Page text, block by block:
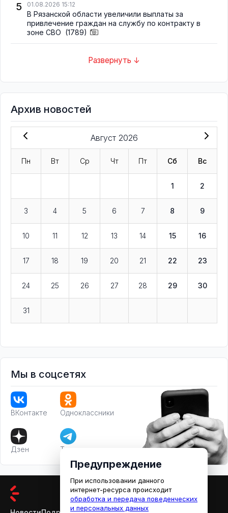
5 01.08.2026 15:12
В Рязанской области увеличили выплаты за
привлечение граждан на службу по контракту в
зоне СВО (1789)
Развернуть ↓
Архив новостей
Август 2026
Пн Вт Ср Чт Пт Сб Вс
1 2
3 4 5 6 7 8 9
10 11 12 13 14 15 16
17 18 19 20 21 22 23
24 25 26 27 28 29 30
31
Мы в соцсетях
ВКонтакте Одноклассники
Дзен Телеграм
Предупреждение
При использовании данного
интернет-ресурса происходит
обработка и передача поведенческих
и персональных данных